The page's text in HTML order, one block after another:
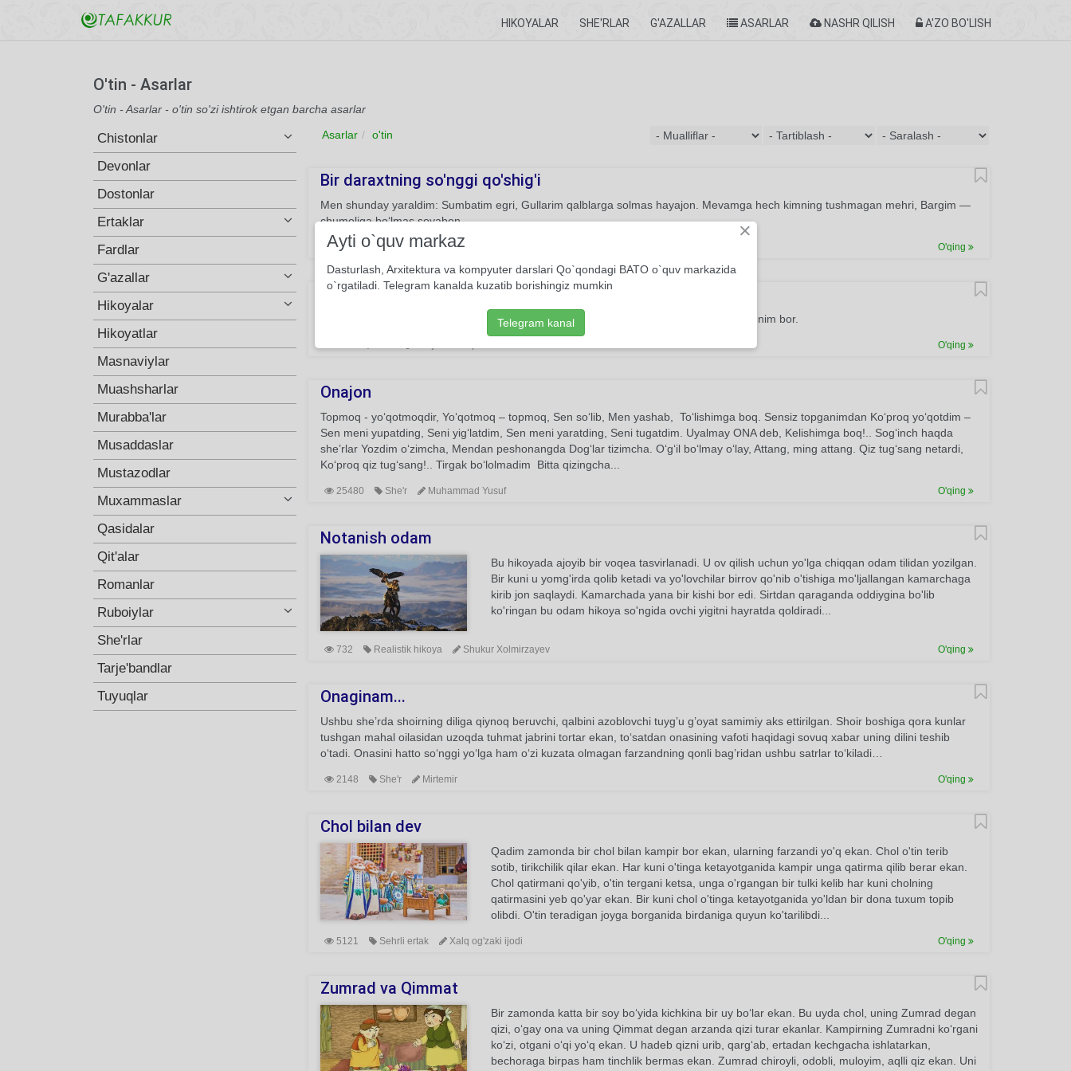
HIKOYALAR SHE'RLAR G'AZALLAR ASARLAR NASHR QILISH A'ZO BO'LISH
O'tin - Asarlar
O'tin - Asarlar - o'tin so'zi ishtirok etgan barcha asarlar
Chistonlar
Devonlar
Dostonlar
Ertaklar
Fardlar
G'azallar
Hikoyalar
Hikoyatlar
Masnaviylar
Muashsharlar
Murabba'lar
Musaddaslar
Mustazodlar
Muxammaslar
Qasidalar
Qit'alar
Romanlar
Ruboiylar
She'rlar
Tarje'bandlar
Tuyuqlar
Asarlar o'tin
Bir daraxtning so'nggi qo'shig'i
Men shunday yaraldim: Sumbatim egri, Gullarim qalblarga solmas hayajon. Mevamga hech kimning tushmagan mehri, Bargim —
chumoliga bo‘lmas soyabon.
187 She'r Usmon Azim O'qing
E'tirof
Yuragimda tinchim yo‘q, Dunyodan ilinjim yo‘q. Xudodan o‘tinchim yo‘q Sizga qolgan kunim bor.
O'qing
Onajon
Topmoq - yo‘qotmoqdir, Yo‘qotmoq – topmoq, Sen so‘lib, Men yashab, To‘lishimga boq. Sensiz topganimdan Ko‘proq yo‘qotdim –
Sen meni yupatding, Seni yig‘latdim, Sen meni yaratding, Seni tugatdim. Uyalmay ONA deb, Kelishimga boq!.. Sog‘inch haqda
she’rlar Yozdim o‘zimcha, Mendan peshonangda Dog‘lar tizimcha. O‘g‘il bo‘lmay o‘lay, Attang, ming attang. Qiz tug‘sang netardi,
Ko‘proq qiz tug‘sang!.. Tirgak bo‘lolmadim Bitta qizingcha...
25480 She'r Muhammad Yusuf O'qing
Notanish odam
Bu hikoyada ajoyib bir voqea tasvirlanadi. U ov qilish uchun yo'lga chiqqan odam tilidan yozilgan.
Bir kuni u yomg'irda qolib ketadi va yo'lovchilar birrov qo'nib o'tishiga mo'ljallangan kamarchaga
kirib jon saqlaydi. Kamarchada yana bir kishi bor edi. Sirtdan qaraganda oddiygina bo'lib
ko'ringan bu odam hikoya so'ngida ovchi yigitni hayratda qoldiradi...
732 Realistik hikoya Shukur Xolmirzayev O'qing
Onaginam...
Ushbu she’rda shoirning diliga qiynoq beruvchi, qalbini azoblovchi tuyg’u g’oyat samimiy aks ettirilgan. Shoir boshiga qora kunlar
tushgan mahal oilasidan uzoqda tuhmat jabrini tortar ekan, to‘satdan onasining vafoti haqidagi sovuq xabar uning dilini teshib
o‘tadi. Onasini hatto so‘nggi yo‘lga ham o‘zi kuzata olmagan farzandning qonli bag’ridan ushbu satrlar to‘kiladi…
2148 She'r Mirtemir O'qing
Chol bilan dev
Qadim zamonda bir chol bilan kampir bor ekan, ularning farzandi yo'q ekan. Chol o'tin terib
sotib, tirikchilik qilar ekan. Har kuni o'tinga ketayotganida kampir unga qatirma qilib berar ekan.
Chol qatirmani qo'yib, o'tin tergani ketsa, unga o'rgangan bir tulki kelib har kuni cholning
qatirmasini yeb qo'yar ekan. Bir kuni chol o'tinga ketayotganida yo'ldan bir dona tuxum topib
olibdi. O'tin teradigan joyga borganida birdaniga quyun ko'tarilibdi...
5121 Sehrli ertak Xalq og'zaki ijodi O'qing
Zumrad va Qimmat
Bir zamonda katta bir soy bo‘yida kichkina bir uy bo‘lar ekan. Bu uyda chol, uning Zumrad degan
qizi, o‘gay ona va uning Qimmat degan arzanda qizi turar ekanlar. Kampirning Zumradni ko‘rgani
ko‘zi, otgani o‘qi yo‘q ekan. U hadeb qizni urib, qarg‘ab, ertadan kechgacha ishlatarkan,
bechoraga birpas ham tinchlik bermas ekan. Zumrad chiroyli, odobli, muloyim, aqlli qiz ekan. Uni
×
Ayti o`quv markaz
Dasturlash, Arxitektura va kompyuter darslari Qo`qondagi BATO o`quv markazida
o`rgatiladi. Telegram kanalda kuzatib borishingiz mumkin
Telegram kanal